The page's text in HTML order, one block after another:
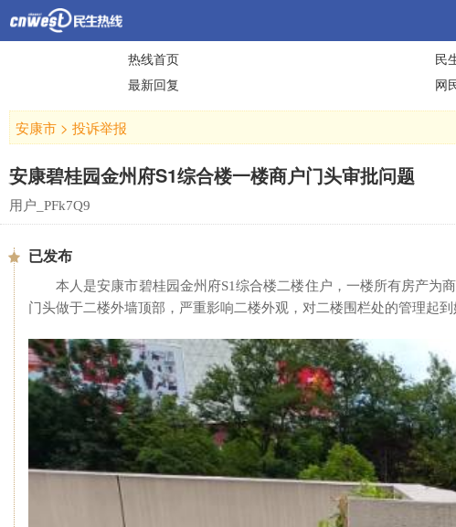
热线首页 民
最新回复
网
安康市 > 投诉举报
安康碧桂园金州府S1综合楼一楼商户门头审批问题
用户_PFk7Q9
已发布
本人是安康市碧桂园金州府S1综合楼二楼住户，一楼所有房产为
门头做于二楼外墙顶部，严重影响二楼外观，对二楼围栏处的管理起